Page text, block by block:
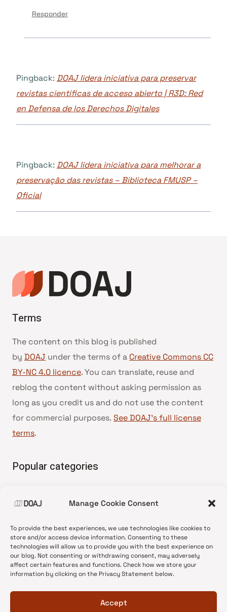
Manage Cookie Consent
To provide the best experiences, we use technologies like cookies to
store and/or access device information. Consenting to these
technologies will allow us to provide you with the best experience on
our blog. Not consenting or withdrawing consent, may adversely
affect certain features and functions. Check how we store your
information by clicking on the Privacy Statement below.
Accept
Responder
Pingback: DOAJ lidera iniciativa para preservar
revistas científicas de acceso abierto | R3D: Red
en Defensa de los Derechos Digitales
Pingback: DOAJ lidera iniciativa para melhorar a
preservação das revistas – Biblioteca FMUSP –
Oficial
Terms
The content on this blog is published
by DOAJ under the terms of a Creative Commons CC
BY-NC 4.0 licence. You can translate, reuse and
reblog the content without asking permission as
long as you credit us and do not use the content
for commercial purposes. See DOAJ’s full license
terms.
Popular categories
•News update
•Open Access
•DOAJ Ambassadors
•DOAJ Voices